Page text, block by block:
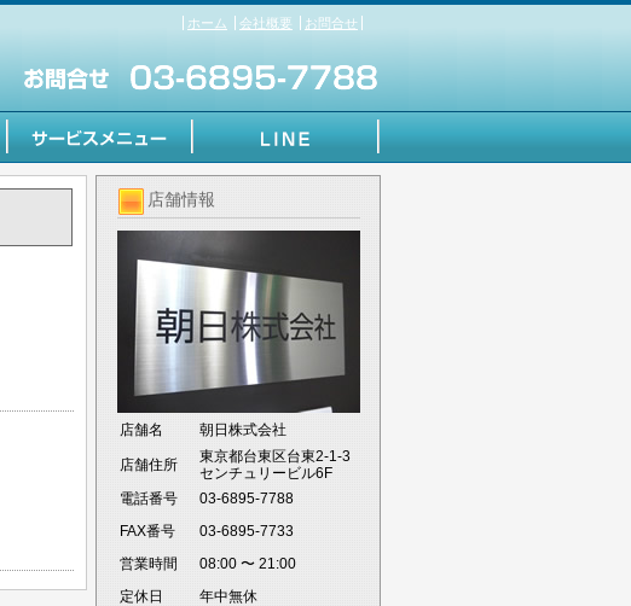
ホーム 会社概要 お問合せ
店舗情報
店舗名 朝日株式会社
店舗住所
東京都台東区台東2-1-3
センチュリービル6F
電話番号
03-6895-7788
FAX番号
03-6895-7733
営業時間
08:00 〜 21:00
定休日
年中無休